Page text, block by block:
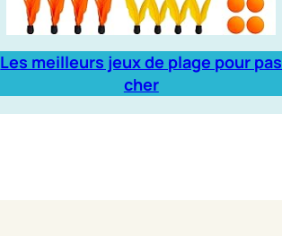
Les meilleurs jeux de plage pour pas
cher